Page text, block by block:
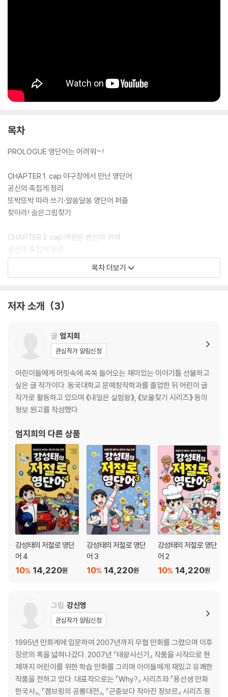
목차
PROLOGUE 영단어는 어려워~!
CHAPTER 1. cap 야구장에서 만난 영단어
공신의 족집게 정리
또박또박 따라 쓰기·알쏭달쏭 영단어 퍼즐
찾아라! 숨은그림찾기
CHAPTER 2. cap 어원은 변신의 귀재
공신의 족집게 정리
또박또박 따라 쓰기·선으로 연결하기
공신의 족집게 정리
CHAPTER 4. bat 흥미진진 영단어 전쟁
공신의 족집게 정리
또박또박 따라 쓰기·알쏭달쏭 영단어 퍼즐
찾아라! 다른 그림 찾기
공신의 족집게 정리
또박또박 따라 쓰기·쏙쏙 찾아 쓰기
저절로 어원 맵
CHAPTER 6. spec 눈에 잘 띄는 영단어
공신의 족집게 정리
또박또박 따라 쓰기, 선으로 연결하기
저절로 어원 맵
정답
목차 더보기
저자 소개 3
글 엄지희
관심작가 알림신청
어린이들에게 머릿속에 쏙쏙 들어오는 재미있는 이야기틀 선물하고
싶은 글 작가이다. 동국대학교 문예창작학과를 졸업한 뒤 어린이 글
작가로 활동하고 있으며 《내일은 실험왕》, 《보물찾기 시리즈》 등의
정보 원고를 작성했다.
엄지희의 다른 상품
강성태의 저절로 영단
어 4
14,220원
10%
강성태의 저절로 영단
어 3
14,220원
10%
강성태의 저절로 영단
어 2
14,220원
10%
그림 강신영
관심작가 알림신청
1995년 만화계에 입문하여 2007년까지 무협 만화를 그렸으며 이후
장르의 폭을 넓혀나갔다. 2007년 『태왕사신기』 작품을 시작으로 현
재까지 어린이를 위한 학습 만화를 그리며 아이들에게 재밌고 유쾌한
작품을 전하고 있다. 대표작으로는 『Why?』 시리즈와 『용선생 만화
한국사』, 『겜브링의 공룡대전』, 『곤충보다 작아진 정브르』 시리즈 등